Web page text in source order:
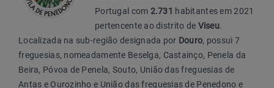
Portugal com 2.731 habitantes em 2021
pertencente ao distrito de Viseu.
Localizada na sub-região designada por Douro, possui 7
freguesias, nomeadamente Beselga, Castainço, Penela da
Beira, Póvoa de Penela, Souto, União das freguesias de
Antas e Ourozinho e União das freguesias de Penedono e